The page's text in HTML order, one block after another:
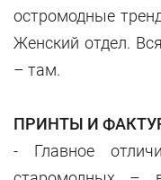
остромодные
Женский отдел.
– там.
ПРИНТЫ И
- Главное